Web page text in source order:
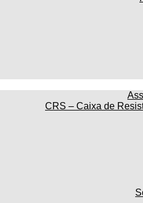
CRS – Caixa de